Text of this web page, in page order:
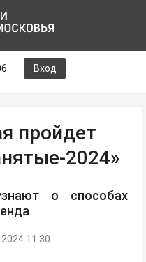
Вход
пройдет
2024»
о способах
11:30